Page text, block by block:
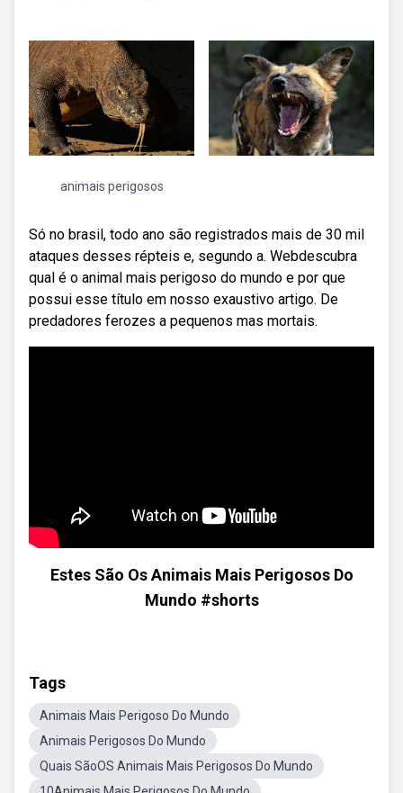
animais perigosos
Só no brasil, todo ano são registrados mais de 30 mil
ataques desses répteis e, segundo a. Webdescubra
qual é o animal mais perigoso do mundo e por que
possui esse título em nosso exaustivo artigo. De
predadores ferozes a pequenos mas mortais.
Estes São Os Animais Mais Perigosos Do
Mundo #shorts
Tags
Animais Mais Perigoso Do Mundo
Animais Perigosos Do Mundo
Quais SãoOS Animais Mais Perigosos Do Mundo